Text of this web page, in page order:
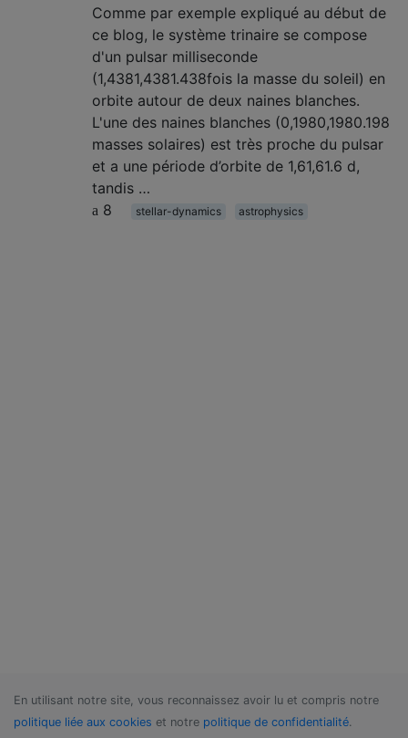
Comme par exemple expliqué au début de
ce blog, le système trinaire se compose
d'un pulsar milliseconde
(1,4381,4381.438fois la masse du soleil) en
orbite autour de deux naines blanches.
L'une des naines blanches (0,1980,1980.198
masses solaires) est très proche du pulsar
et a une période d’orbite de 1,61,61.6 d,
tandis …
8
stellar-dynamics astrophysics
En utilisant notre site, vous reconnaissez avoir lu et compris notre
politique liée aux cookies et notre politique de confidentialité.